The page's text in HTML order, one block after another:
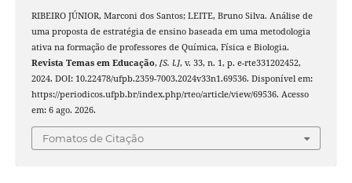
RIBEIRO JÚNIOR, Marconi dos Santos; LEITE, Bruno Silva. Análise de
uma proposta de estratégia de ensino baseada em uma metodologia
ativa na formação de professores de Química, Física e Biologia.
Revista Temas em Educação, [S. l.], v. 33, n. 1, p. e-rte331202452,
2024. DOI: 10.22478/ufpb.2359-7003.2024v33n1.69536. Disponível em:
https://periodicos.ufpb.br/index.php/rteo/article/view/69536. Acesso
em: 6 ago. 2026.
Fomatos de Citação